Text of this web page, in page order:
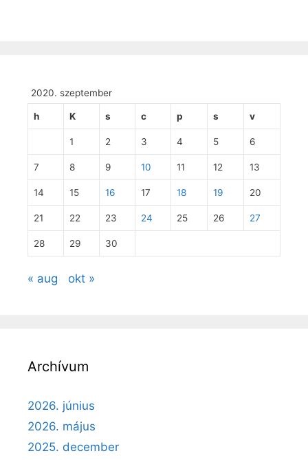
2020. szeptember
h K s c p s v
1 2 3 4 5 6
7 8 9 10 11 12 13
14 15 16 17 18 19 20
21 22 23 24 25 26 27
28 29 30
« aug okt »
Archívum
2026. június
2026. május
2025. december